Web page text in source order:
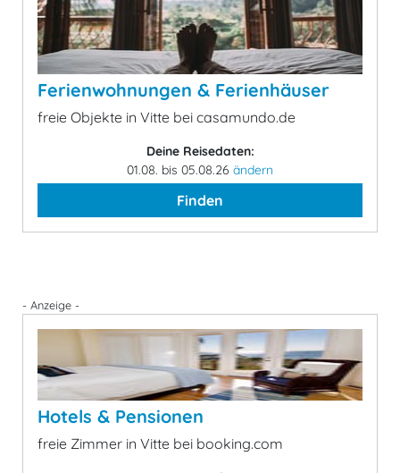
Ferienwohnungen & Ferienhäuser
freie Objekte in Vitte bei casamundo.de
Deine Reisedaten:
01.08. bis 05.08.26 ändern
Finden
- Anzeige -
Hotels & Pensionen
freie Zimmer in Vitte bei booking.com